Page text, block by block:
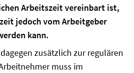
Arbeitszeit vereinbart ist,
jedoch vom Arbeitgeber
kann.
zusätzlich zur regulären
muss im